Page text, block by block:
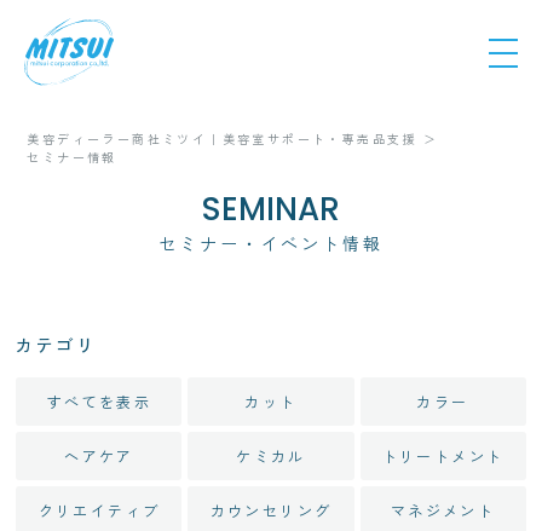
美容ディーラー商社ミツイ｜美容室サポート・専売品支援
セミナー情報
SEMINAR
セミナー・イベント情報
カテゴリ
すべてを表示 カット カラー
ヘアケア ケミカル トリートメント
クリエイティブ カウンセリング マネジメント